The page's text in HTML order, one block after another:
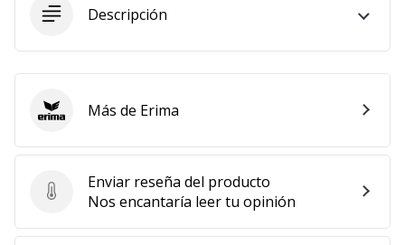
Descripción
Enviar reseña del producto
Enviar reseña del producto
Nos encantaría leer tu opinión
ErimaMás de Erima